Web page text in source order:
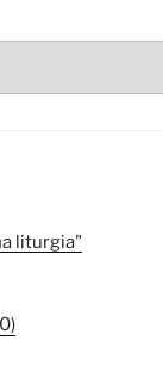
liturgia"